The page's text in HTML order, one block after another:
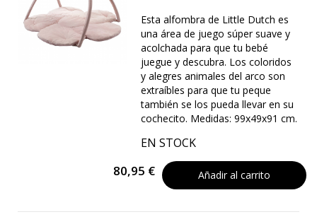
Esta alfombra de Little Dutch es
una área de juego súper suave y
acolchada para que tu bebé
juegue y descubra. Los coloridos
y alegres animales del arco son
extraíbles para que tu peque
también se los pueda llevar en su
cochecito. Medidas: 99x49x91 cm.
EN STOCK
80,95 € Añadir al carrito